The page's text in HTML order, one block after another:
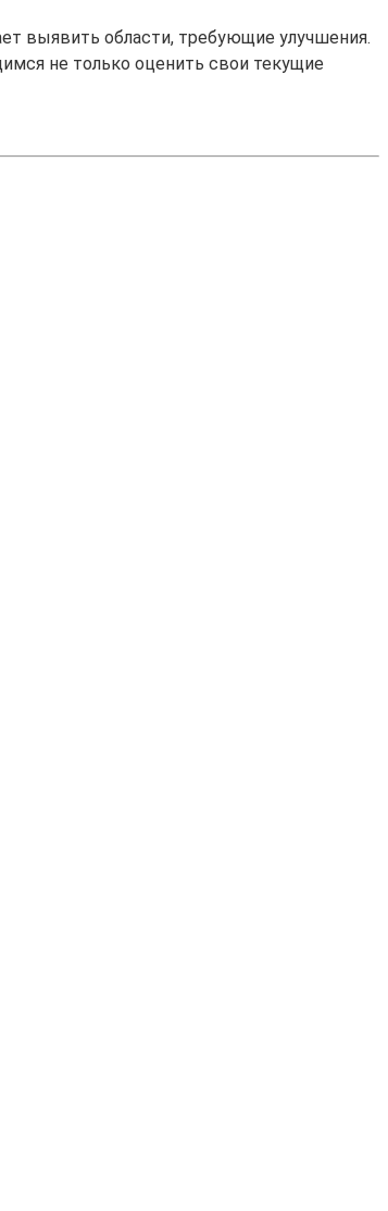
выявить области, требующие улучшения.
не только оценить свои текущие